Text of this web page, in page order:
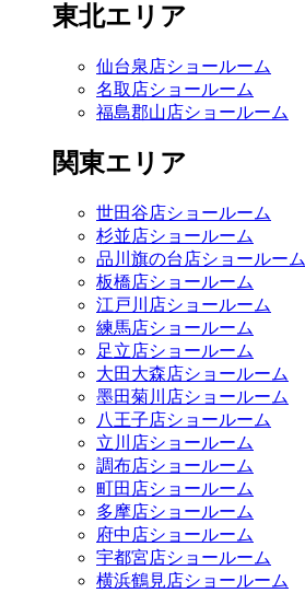
東北エリア
仙台泉店ショールーム
名取店ショールーム
福島郡山店ショールーム
関東エリア
世田谷店ショールーム
杉並店ショールーム
品川旗の台店ショールーム
板橋店ショールーム
江戸川店ショールーム
練馬店ショールーム
足立店ショールーム
大田大森店ショールーム
墨田菊川店ショールーム
八王子店ショールーム
立川店ショールーム
調布店ショールーム
町田店ショールーム
多摩店ショールーム
府中店ショールーム
宇都宮店ショールーム
横浜鶴見店ショールーム